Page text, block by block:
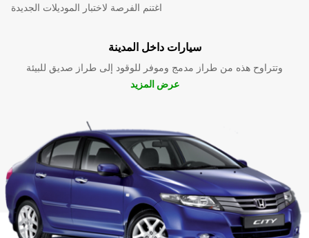
اغتنم الفرصة لاختبار الموديلات الجديدة
سيارات داخل المدينة
وتتراوح هذه من طراز مدمج وموفر للوقود إلى طراز صديق للبيئة
عرض المزيد